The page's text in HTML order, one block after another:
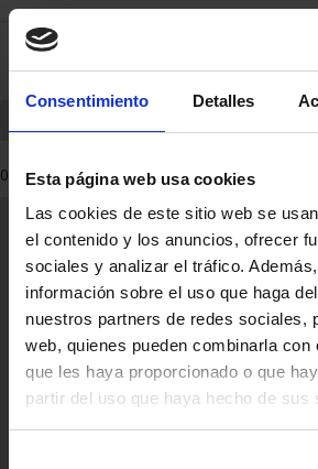
Consentimiento Detalles
Esta página web usa cookies
Las cookies de este sitio web se
el contenido y los anuncios, ofrecer
sociales y analizar el tráfico.
información sobre el uso que haga
nuestros partners de redes sociales,
web, quienes pueden combinarla con
que les haya proporcionado o que
partir del uso que haya hecho de sus
Skip
content
Skip
navigation
menu
0 Products found
General Information
Contacto
Preguntas Frequentes
Aviso Legal
Condiciones